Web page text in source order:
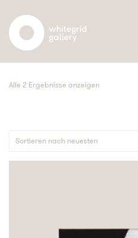
Whitegrid Logo
Alle 2 Ergebnisse anzeigen
Sortieren nach neuesten